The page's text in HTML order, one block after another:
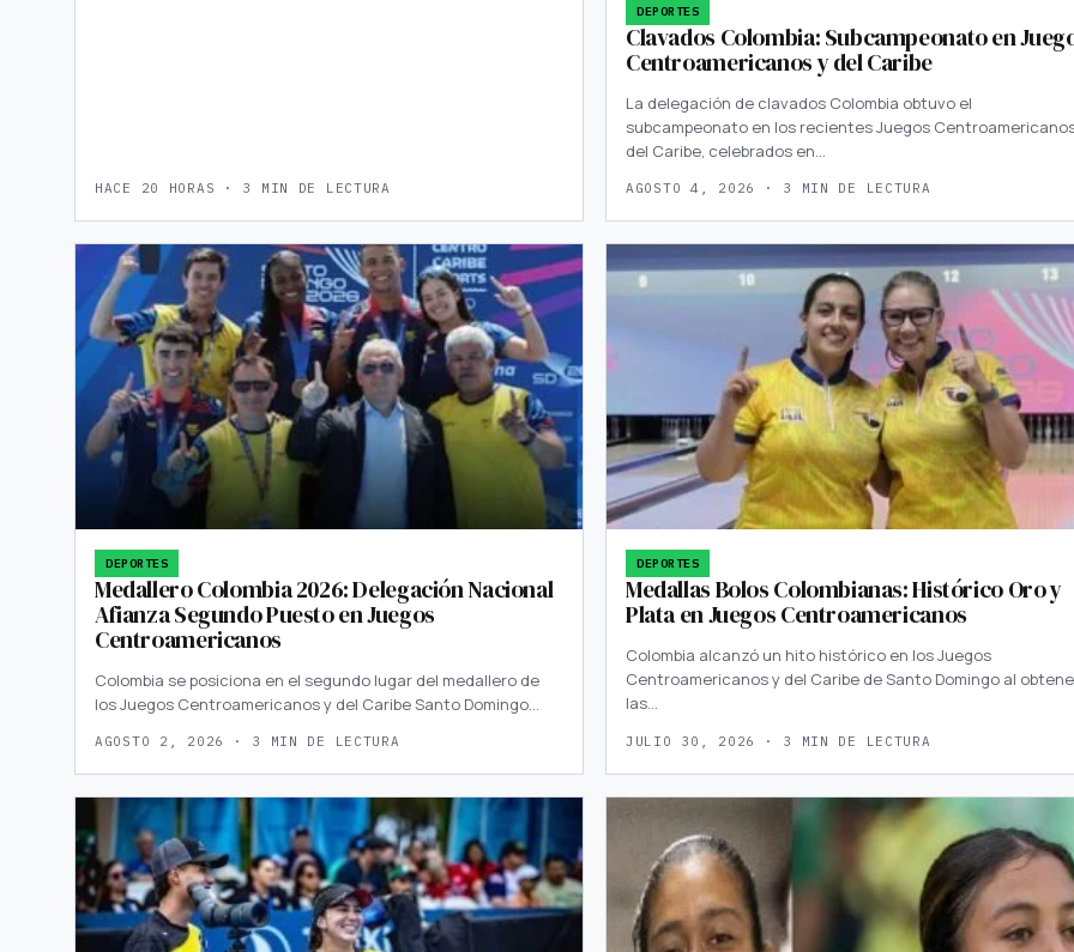
HACE 20 HORAS · 3 MIN DE LECTURA
DEPORTES
Clavados Colombia: Subcampeonato en
Centroamericanos y del Caribe
La delegación de clavados Colombia obtuvo el
subcampeonato en los recientes Juegos
del Caribe, celebrados en…
AGOSTO 4, 2026 · 3 MIN DE LECTURA
DEPORTES
Medallero Colombia 2026: Delegación Nacional
Afianza Segundo Puesto en Juegos
Centroamericanos
Colombia se posiciona en el segundo lugar del medallero de
los Juegos Centroamericanos y del Caribe Santo Domingo…
AGOSTO 2, 2026 · 3 MIN DE LECTURA
DEPORTES
Medallas Bolos Colombianas: Histórico Oro y
Plata en Juegos Centroamericanos
Colombia alcanzó un hito histórico en los Juegos
Centroamericanos y del Caribe de Santo Domingo al
las…
JULIO 30, 2026 · 3 MIN DE LECTURA